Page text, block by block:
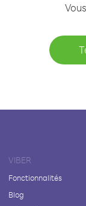
VIBER
Fonctionnalités
Blog